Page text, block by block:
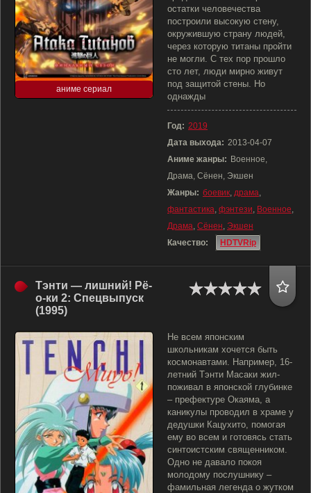
аниме сериал
остатки человечества
построили высокую стену,
окружившую страну людей,
через которую титаны пройти
не могли. С тех пор прошло
сто лет, люди мирно живут
под защитой стены. Но
однажды
Год: 2019
Дата выхода: 2013-04-07
Аниме жанры: Военное,
Драма, Сёнен, Экшен
Жанры: боевик, драма,
фантастика, фэнтези, Военное,
Драма, Сёнен, Экшен
Качество:
HDTVRip
Тэнти — лишний! Рё-
о-ки 2: Спецвыпуск
(1995)
Не всем японским
школьникам хочется быть
космонавтами. Например, 16-
летний Тэнти Масаки жил-
поживал в японской глубинке
– префектуре Окаяма, а
каникулы проводил в храме у
дедушки Кацухито, помогая
ему во всем и готовясь стать
синтоистским священником.
Одно не давало покоя
молодому послушнику –
фамильная легенда о жутком